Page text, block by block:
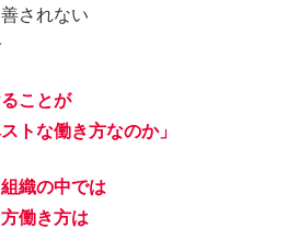
されない
ことが
トな働き方なのか」
織の中では
働き方は